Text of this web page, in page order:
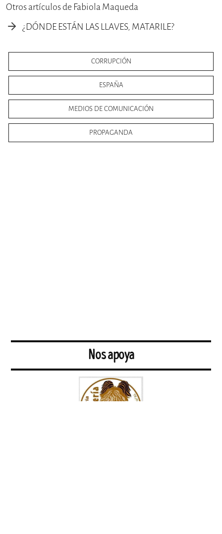
Otros artículos de Fabiola Maqueda
¿DÓNDE ESTÁN LAS LLAVES, MATARILE?
CORRUPCIÓN
ESPAÑA
MEDIOS DE COMUNICACIÓN
PROPAGANDA
Nos apoya